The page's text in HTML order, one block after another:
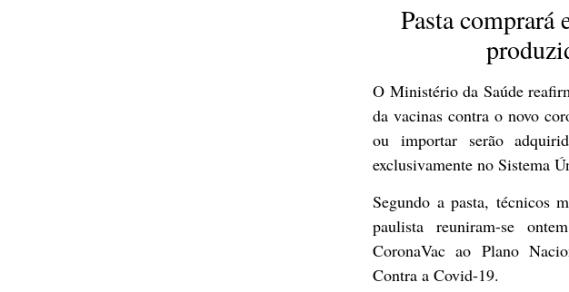
Pasta
O Ministério da Saúde
da vacinas contra o novo
ou importar serão
exclusivamente no Sistema
Segundo a pasta, técnicos
paulista reuniram-se
CoronaVac ao Plano
Contra a Covid-19.